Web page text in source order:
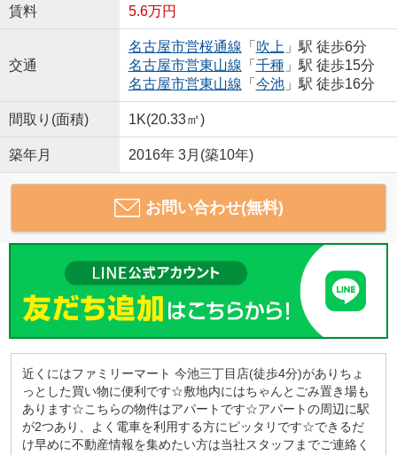
賃料 5.6万円
交通
名古屋市営桜通線 「 吹上 」駅 徒歩6分
名古屋市営東山線 「 千種」駅 徒歩15分
名古屋市営東山線 「 今池」駅 徒歩16分
間取り(面積) 1K(20.33㎡)
築年月 2016年 3月(築10年)
お問い合わせ(無料)
近くにはファミリーマート 今池三丁目店(徒歩4分)がありちょ
っとした買い物に便利です☆敷地内にはちゃんとごみ置き場も
あります☆こちらの物件はアパートです☆アパートの周辺に駅
が2つあり、よく電車を利用する方にピッタリです☆できるだ
け早めに不動産情報を集めたい方は当社スタッフまでご連絡く